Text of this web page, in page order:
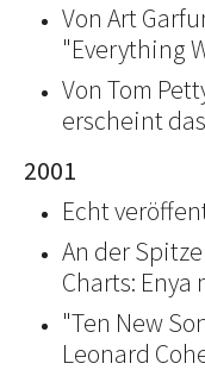
Von Art
"Everything
Von Tom
erscheint
2001
Echt
An der
Charts: Enya
"Ten New
Leonard